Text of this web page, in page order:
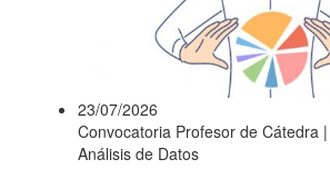
23/07/2026
Convocatoria Profesor de Cátedra
Análisis de Datos